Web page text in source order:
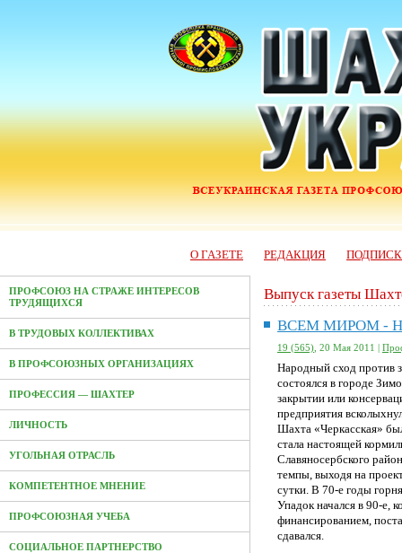
О ГАЗЕТЕ РЕДАКЦИЯ
ПРОФСОЮЗ НА СТРАЖЕ ИНТЕРЕСОВ
ТРУДЯЩИХСЯ
В ТРУДОВЫХ КОЛЛЕКТИВАХ
В ПРОФСОЮЗНЫХ ОРГАНИЗАЦИЯХ
ПРОФЕССИЯ — ШАХТЕР
ЛИЧНОСТЬ
УГОЛЬНАЯ ОТРАСЛЬ
КОМПЕТЕНТНОЕ МНЕНИЕ
ПРОФСОЮЗНАЯ УЧЕБА
СОЦИАЛЬНОЕ ПАРТНЕРСТВО
Выпуск газеты
ВСЕМ МИРОМ -
19 (565), 20 Мая 2011 |
Народный сход против
состоялся в городе
закрытии или
предприятия
Шахта «Черкасская»
стала настоящей
Славяносербского
темпы, выходя на
сутки. В 70-е годы
Упадок начался в 90-е,
финансированием,
сдавался.